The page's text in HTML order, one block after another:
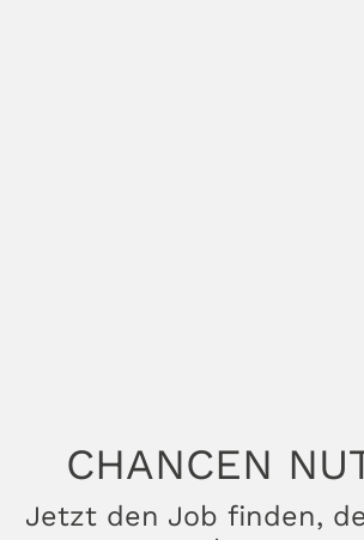
CHANCEN
Jetzt den Job finden,